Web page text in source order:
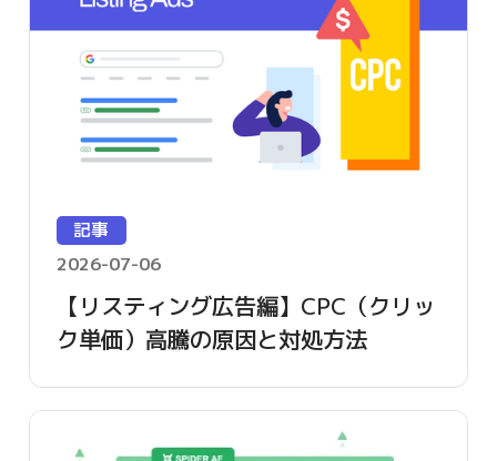
記事
2026-07-06
【リスティング広告編】CPC（クリッ
ク単価）高騰の原因と対処方法